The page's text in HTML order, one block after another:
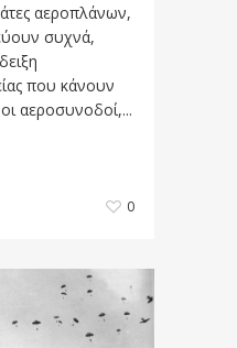
αεροπλάνων,
συχνά,
που κάνουν
αεροσυνοδοί,...
0